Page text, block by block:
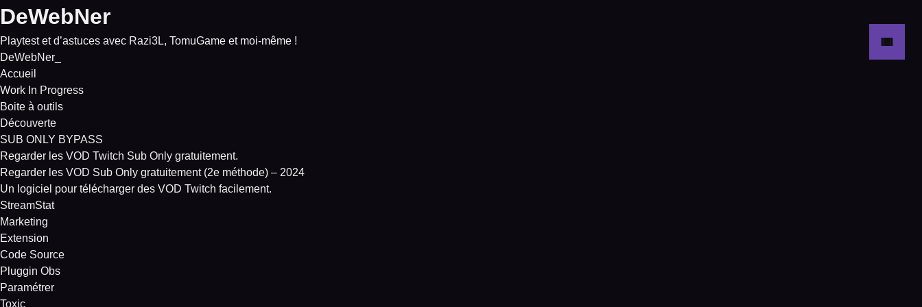
DeWebNer
Playtest et d’astuces avec Razi3L, TomuGame et moi-même !
DeWebNer
Accueil
Work In Progress
Boite à outils
Découverte
SUB ONLY BYPASS
Regarder les VOD Twitch Sub Only gratuitement.
Regarder les VOD Sub Only gratuitement (2e méthode) – 2024
Un logiciel pour télécharger des VOD Twitch facilement.
StreamStat
Marketing
Extension
Code Source
Pluggin Obs
Paramétrer
Toxic